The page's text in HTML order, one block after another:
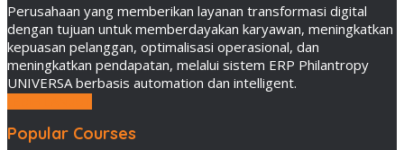
Perusahaan yang memberikan layanan transformasi digital
dengan tujuan untuk memberdayakan karyawan, meningkatkan
kepuasan pelanggan, optimalisasi operasional, dan
meningkatkan pendapatan, melalui sistem ERP Philantropy
UNIVERSA berbasis automation dan intelligent.
Popular Courses